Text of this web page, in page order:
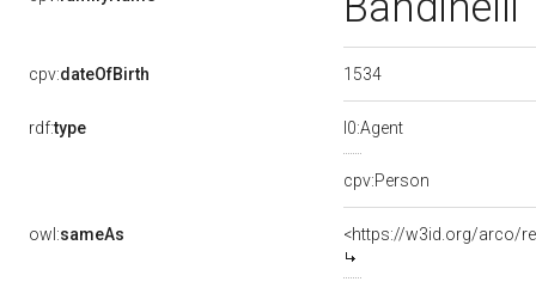
cpv:dateOfBirth 1534
rdf:type l0:Agent
cpv:Person
owl:sameAs <https://w3id.org/arco/